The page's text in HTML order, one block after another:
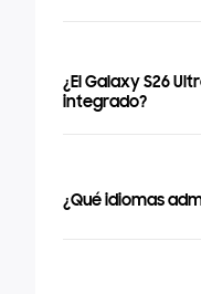
¿El Galaxy S26
integrado?
¿Qué idiomas